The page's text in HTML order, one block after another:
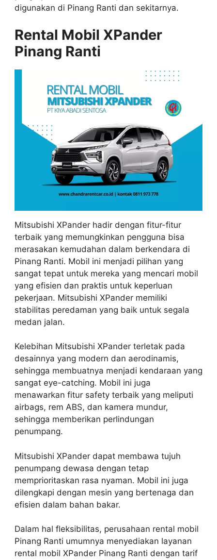
digunakan di Pinang Ranti dan sekitarnya.
Rental Mobil XPander
Pinang Ranti
Mitsubishi XPander hadir dengan fitur-fitur
terbaik yang memungkinkan pengguna bisa
merasakan kemudahan dalam berkendara di
Pinang Ranti. Mobil ini menjadi pilihan yang
sangat tepat untuk mereka yang mencari mobil
yang efisien dan praktis untuk keperluan
pekerjaan. Mitsubishi XPander memiliki
stabilitas peredaman yang baik untuk segala
medan jalan.
Kelebihan Mitsubishi XPander terletak pada
desainnya yang modern dan aerodinamis,
sehingga membuatnya menjadi kendaraan yang
sangat eye-catching. Mobil ini juga
menawarkan fitur safety terbaik yang meliputi
airbags, rem ABS, dan kamera mundur,
sehingga memberikan perlindungan
penumpang.
Mitsubishi XPander dapat membawa tujuh
penumpang dewasa dengan tetap
memprioritaskan rasa nyaman. Mobil ini juga
dilengkapi dengan mesin yang bertenaga dan
efisien dalam bahan bakar.
Dalam hal fleksibilitas, perusahaan rental mobil
Pinang Ranti umumnya menyediakan layanan
rental mobil XPander Pinang Ranti dengan tarif